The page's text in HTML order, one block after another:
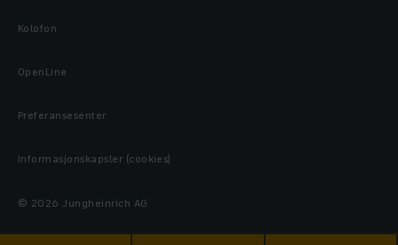
Kolofon
OpenLine
Preferansesenter
Informasjonskapsler (cookies)
© 2026 Jungheinrich AG